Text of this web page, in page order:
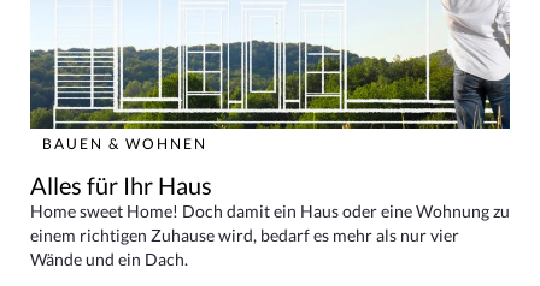
BAUEN & WOHNEN
Alles für Ihr Haus
Home sweet Home! Doch damit ein Haus oder eine Wohnung zu
einem richtigen Zuhause wird, bedarf es mehr als nur vier
Wände und ein Dach.